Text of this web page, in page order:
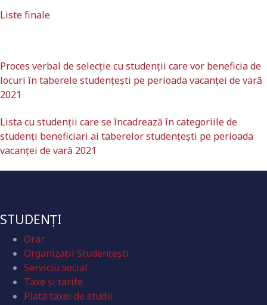
Liste finale
Proces verbal de selecție cu studenții care vor beneficia de
locuri în taberele studențești pe perioada vacanței de vară
2021
Lista cu studenţii care se încadrează în categoriile de
studenți beneficiari ai taberelor studențești pe perioada
vacanței de vară 2021
STUDENȚI
Orar
Organizaţii Studenţeşti
Serviciu social
Taxe și tarife
Plata taxei de studii